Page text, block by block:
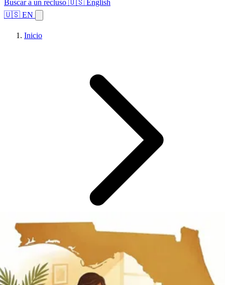
Buscar a un recluso 🇺🇸 English
🇺🇸 EN
Buscar a un recluso
Inicio
Florida